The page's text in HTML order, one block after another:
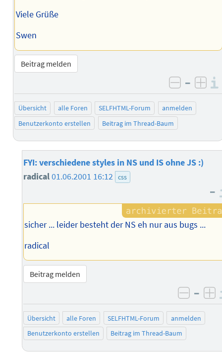
Viele Grüße
Swen
Beitrag melden
negativ
–
Übersicht alle Foren SELFHTML-Forum
anmelden
Benutzerkonto erstellen
Beitrag im Thread-Baum
FYI: verschiedene styles in NS und IS ohne JS :)
radical01.06.2001 16:12 css
–
sicher ... leider besteht der NS eh nur aus bugs ...
radical
Beitrag melden
–
Übersicht alle Foren SELFHTML-Forum
anmelden
Benutzerkonto erstellen
Beitrag im Thread-Baum